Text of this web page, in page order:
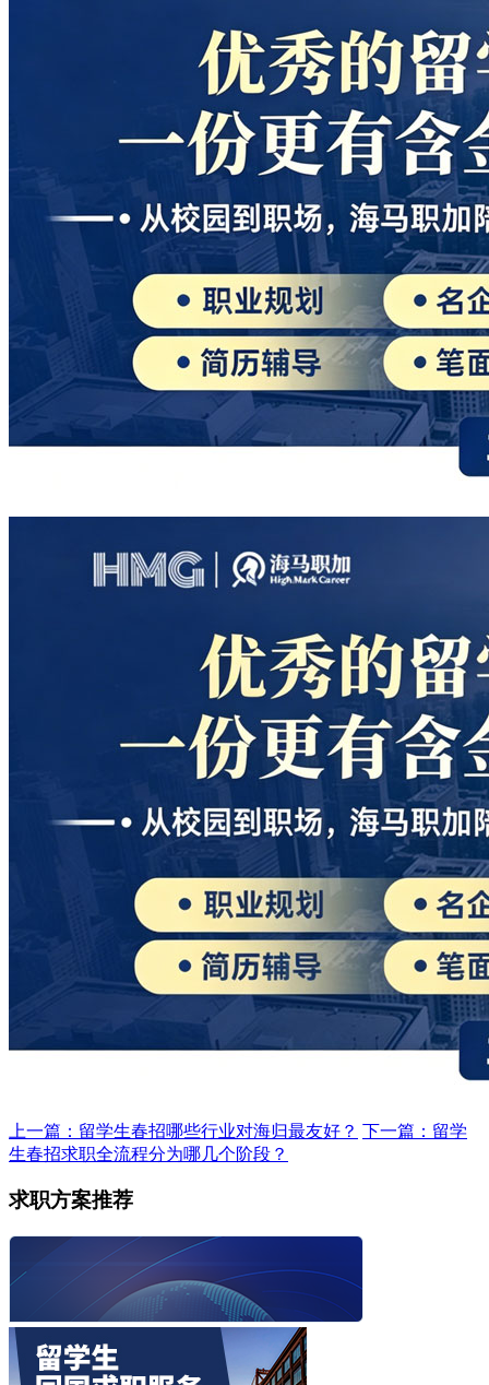
上一篇：留学生春招哪些行业对海归最友好？ 下一篇：留学
生春招求职全流程分为哪几个阶段？
求职方案推荐